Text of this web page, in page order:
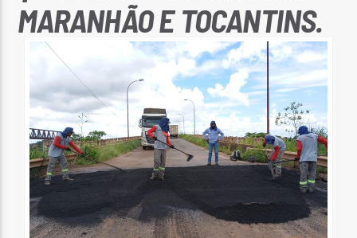
MARANHÃO E TOCANTINS.